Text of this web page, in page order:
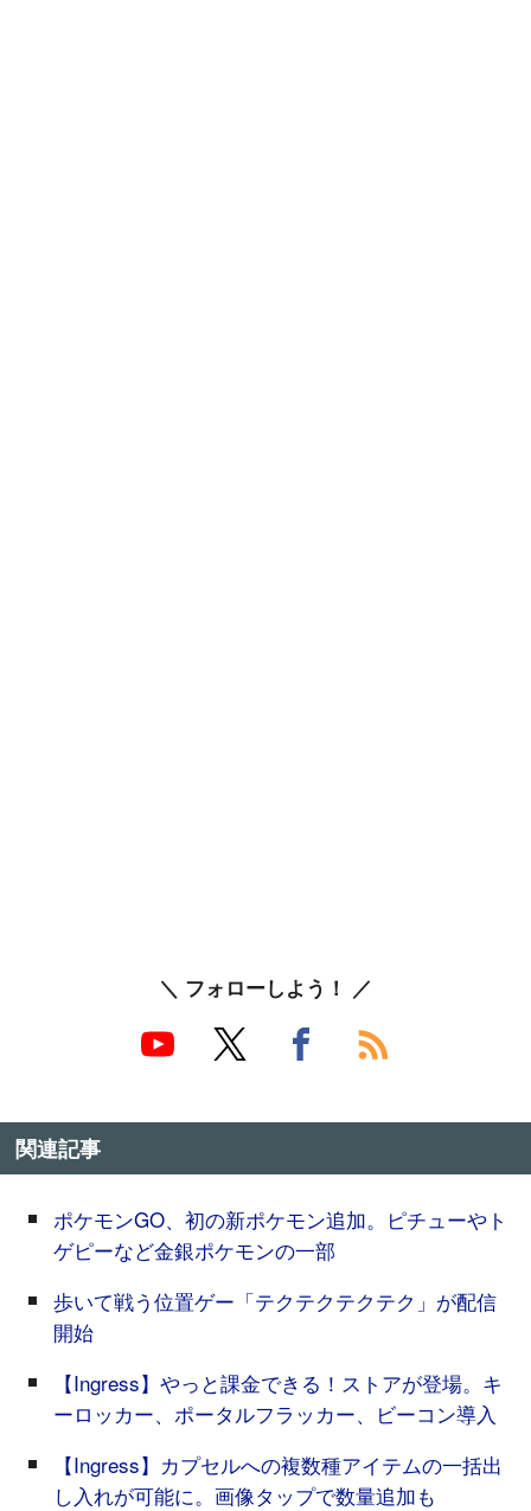
＼ フォローしよう！ ／
関連記事
ポケモンGO、初の新ポケモン追加。ピチューやト
ゲピーなど金銀ポケモンの一部
歩いて戦う位置ゲー「テクテクテクテク」が配信
開始
【Ingress】やっと課金できる！ストアが登場。キ
ーロッカー、ポータルフラッカー、ビーコン導入
【Ingress】カプセルへの複数種アイテムの一括出
し入れが可能に。画像タップで数量追加も